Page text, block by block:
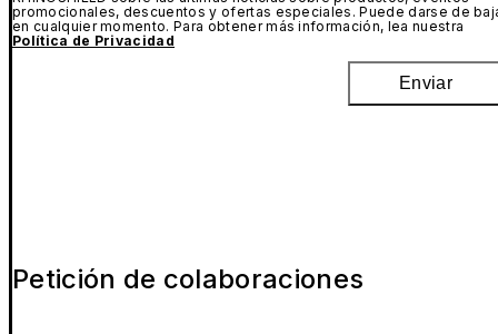
promocionales, descuentos y ofertas especiales. Puede darse de
en cualquier momento. Para obtener más información, lea nuestra
Política de Privacidad
Enviar
Petición de colaboraciones